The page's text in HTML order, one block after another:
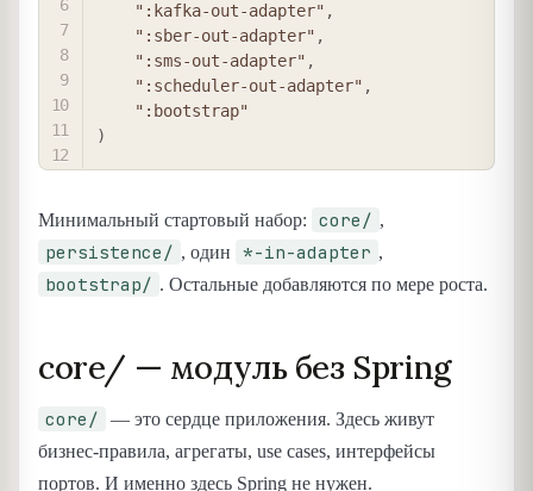
":kafka-out-adapter" ,
":sber-out-adapter" ,
":sms-out-adapter" ,
":scheduler-out-adapter" ,
":bootstrap"
)
Минимальный стартовый набор: core/ ,
persistence/ , один *-in-adapter ,
bootstrap/ . Остальные добавляются по мере роста.
core/ — модуль без Spring
core/
— это сердце приложения. Здесь живут
бизнес-правила, агрегаты, use cases, интерфейсы
портов. И именно здесь Spring не нужен.